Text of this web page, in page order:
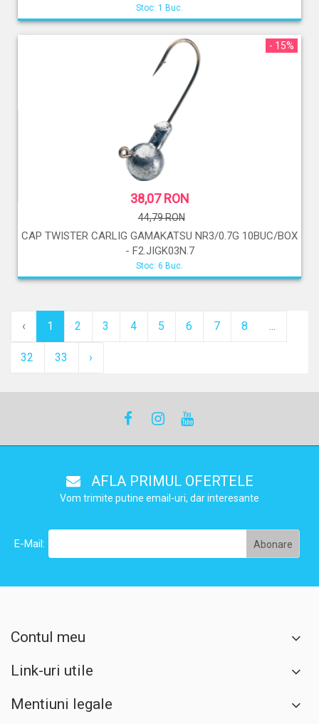
Stoc: 1 Buc.
- 15%
38,07 RON
44,79 RON
CAP TWISTER CARLIG GAMAKATSU NR3/0.7G 10BUC/BOX
- F2.JIGK03N.7
Stoc: 6 Buc.
‹ 1 2 3 4 5 6 7 8 ...
32 33 ›
AFLA PRIMUL OFERTELE
Vom trimite putine email-uri, dar interesante
E-Mail:
Contul meu
Link-uri utile
Mentiuni legale